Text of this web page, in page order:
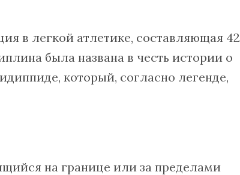
в легкой атлетике, составляющая 42
была названа в честь истории о
который, согласно легенде,
на границе или за пределами